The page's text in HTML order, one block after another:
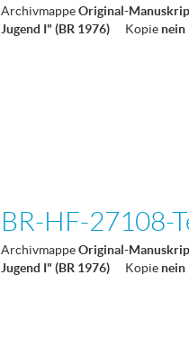
ArchivmappeOriginal-
Jugend I" (BR 1976)
Kopie nein
BR-HF-27108-
ArchivmappeOriginal-
Jugend I" (BR 1976)
Kopie nein